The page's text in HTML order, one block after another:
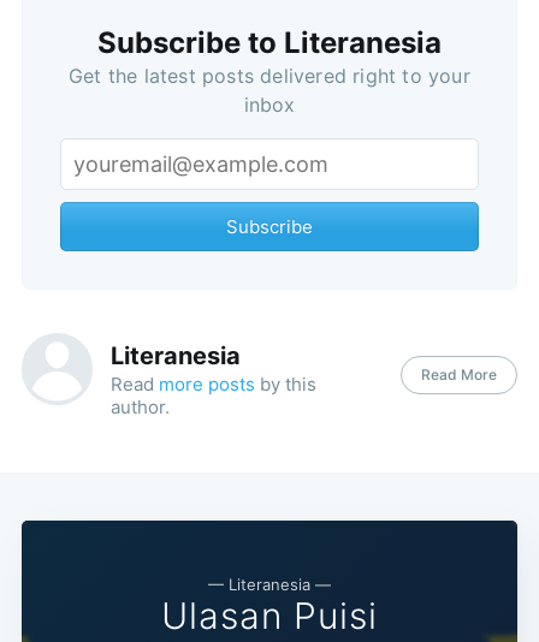
Subscribe to Literanesia
Get the latest posts delivered right to your
inbox
Subscribe
Literanesia
Read more posts by this
author.
Read More
— Literanesia —
Ulasan Puisi